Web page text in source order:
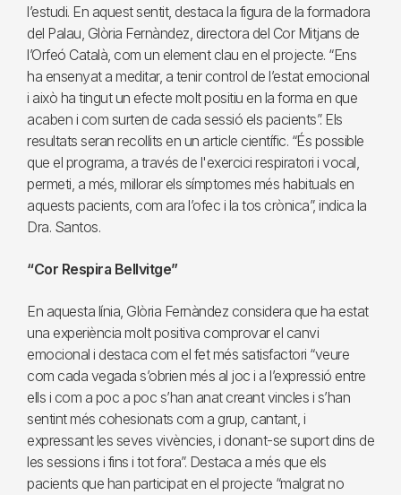
l’estudi. En aquest sentit, destaca la figura de la formadora
del Palau, Glòria Fernàndez, directora del Cor Mitjans de
l’Orfeó Català, com un element clau en el projecte. “Ens
ha ensenyat a meditar, a tenir control de l’estat emocional
i això ha tingut un efecte molt positiu en la forma en que
acaben i com surten de cada sessió els pacients”. Els
resultats seran recollits en un article científic. “És possible
que el programa, a través de l'exercici respiratori i vocal,
permeti, a més, millorar els símptomes més habituals en
aquests pacients, com ara l’ofec i la tos crònica”, indica la
Dra. Santos.
“Cor Respira Bellvitge”
En aquesta línia, Glòria Fernàndez considera que ha estat
una experiència molt positiva comprovar el canvi
emocional i destaca com el fet més satisfactori “veure
com cada vegada s’obrien més al joc i a l’expressió entre
ells i com a poc a poc s’han anat creant vincles i s’han
sentint més cohesionats com a grup, cantant, i
expressant les seves vivències, i donant-se suport dins de
les sessions i fins i tot fora”. Destaca a més que els
pacients que han participat en el projecte “malgrat no